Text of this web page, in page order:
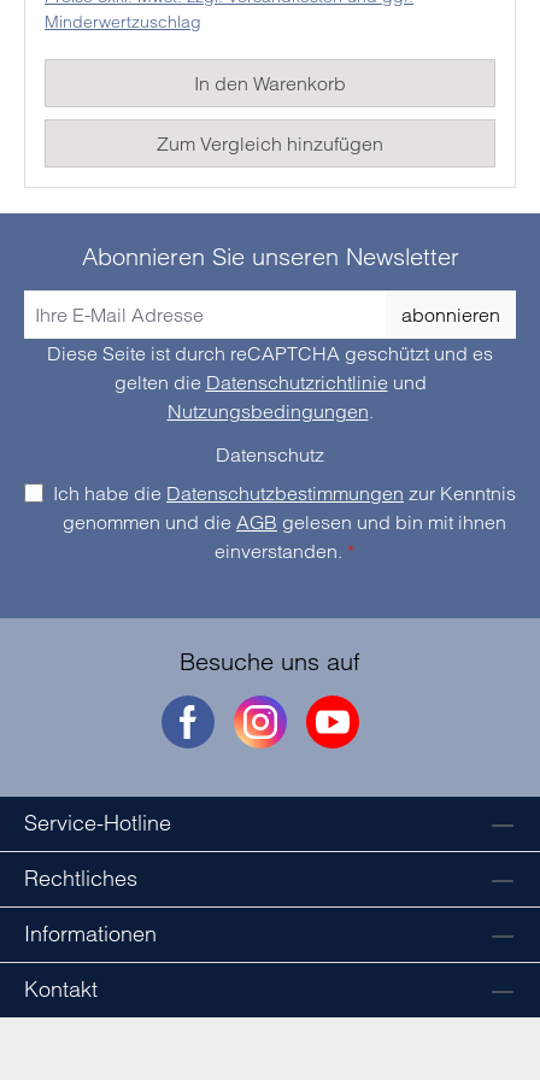
MHz Schallfrequenz zulassen. Um einen optimalen
Schutz zu garantieren, befindet sich das Zubehör in
einem Alu-Tragekoffer. Somit ist das Gerät ideal für
den täglichen Einsatz bei der Bewertung von
Materialstärken im Schiffbau, dem Metall- und
Rohrleitungsbau oder der Warenproduktion
geeignet.
Minderwertzuschlag
In den Warenkorb
Zum Vergleich hinzufügen
Abonnieren Sie unseren Newsletter
abonnieren
Diese Seite ist durch reCAPTCHA geschützt und es
gelten die Datenschutzrichtlinie und
Nutzungsbedingungen.
Datenschutz
Ich habe die Datenschutzbestimmungen zur Kenntnis
genommen und die AGB gelesen und bin mit ihnen
einverstanden. *
Besuche uns auf
Service-Hotline
Rechtliches
Informationen
Kontakt